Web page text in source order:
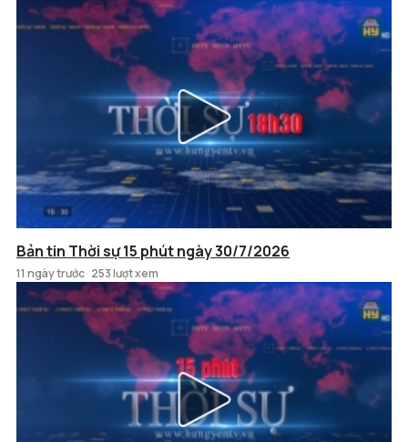
Bản tin Thời sự 15 phút ngày 30/7/2026
11 ngày trước 253 lượt xem